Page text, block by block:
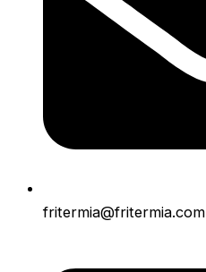
fritermia@fritermia.com